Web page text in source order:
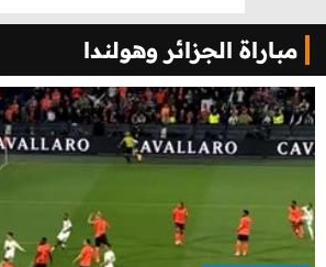
مباراة الجزائر وهولندا